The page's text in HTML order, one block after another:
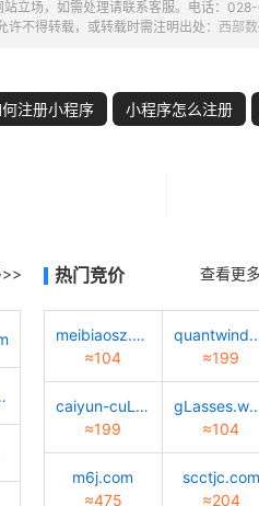
立场，如需处理请联系客服。电话：
许不得转载，或转载时需注明出处： 西部
注册小程序 小程序怎么注册
热门竞价 查看更
meibiaosz.com
≈104
≈199
caiyun-cuLture.com
≈199
≈104
m6j.com
≈475
scctjc.com
≈204